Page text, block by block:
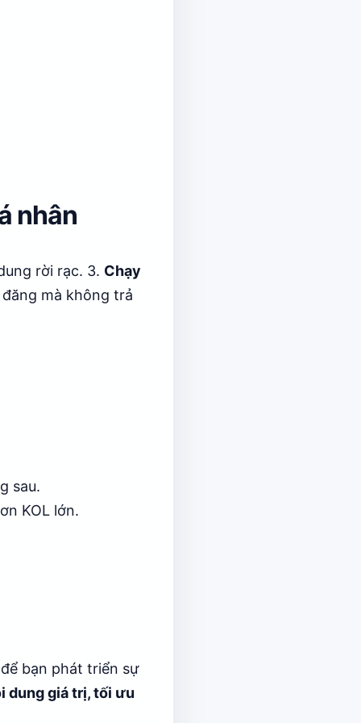
nhân
rời rạc. 3. Chạy
mà không trả
sau.
KOL lớn.
bạn phát triển sự
dung giá trị, tối ưu